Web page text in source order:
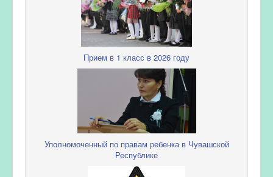
Прием в 1 класс в 2026 году
Уполномоченный по правам ребенка в Чувашской
Республике